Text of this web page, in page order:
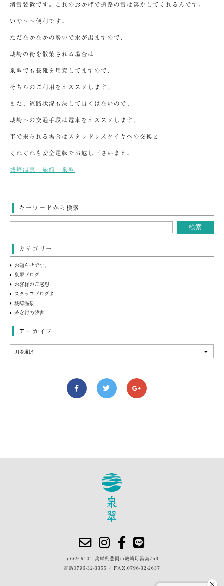
消雪装置です。これのおかげで道路の雪は溶かしてくれるんです。
いや～～便利です。
ただなかなかの勢いで水が出ますので、
城崎の街を散策される場合は
泉翠でも長靴を用意してますので、
そちらのご利用をオススメします。
また、道路状況も決して良くはないので、
城崎への交通手段は電車をオススメします。
車で来られる場合はスタッドレスタイヤへの交換と
くれぐれも安全運転でお越し下さいませ。
城崎温泉 旅館 泉翠
キーワードから検索
カテゴリー
お知らせです。
泉翠ブログ
お客様のご感想
スタッフブログ♪
城崎温泉
若女将の読書
アーカイブ
〒669-6101 兵庫県豊岡市城崎町湯島753
電話0796-32-3355 / FAX.0796-32-2637